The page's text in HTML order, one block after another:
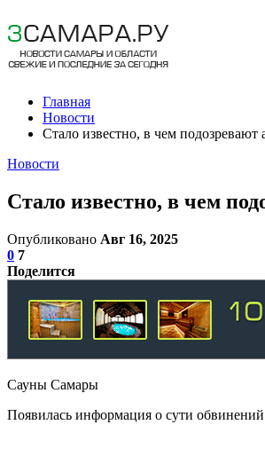
Главная
Новости
Стало известно, в чем подозревают
Новости
Стало известно, в чем
Опубликовано Авг 16, 2025
0 7
Поделится
Сауны Самары
Появилась информация о сути